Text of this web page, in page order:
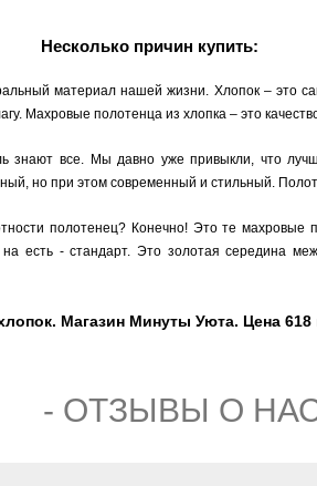
Несколько причин купить:
материал нашей жизни. Хлопок – это
Махровые полотенца из хлопка – это
знают все. Мы давно уже привыкли, что
но при этом современный и стильный.
полотенец? Конечно! Это те
есть - стандарт. Это золотая середина
Магазин Минуты Уюта. Цена 618
- ОТЗЫВЫ О